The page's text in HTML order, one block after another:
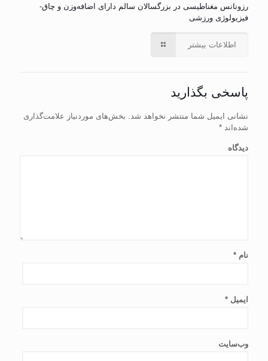
رزونانس مغناطیسی در بزرگسالان سالم دارای اضافه‌وزن و چاق-
فیزیولوژی ورزشی
اطلاعات بیشتر
پاسخی بگذارید
نشانی ایمیل شما منتشر نخواهد شد.
بخش‌های موردنیاز علامت‌گذاری
شده‌اند *
دیدگاه
نام *
ایمیل *
وب‌سایت